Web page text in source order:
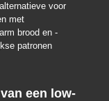
voor
met
brood en -
patronen
een low-